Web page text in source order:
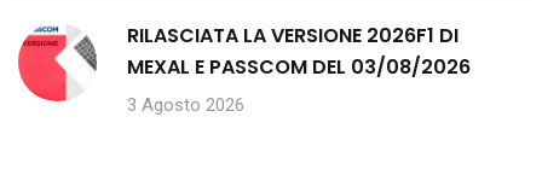
RILASCIATA LA VERSIONE 2026F1 DI
MEXAL E PASSCOM DEL 03/08/2026
3 Agosto 2026